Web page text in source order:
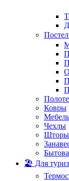
Ковры
Мебель
Чехлы
Шторы
🏖️ Для